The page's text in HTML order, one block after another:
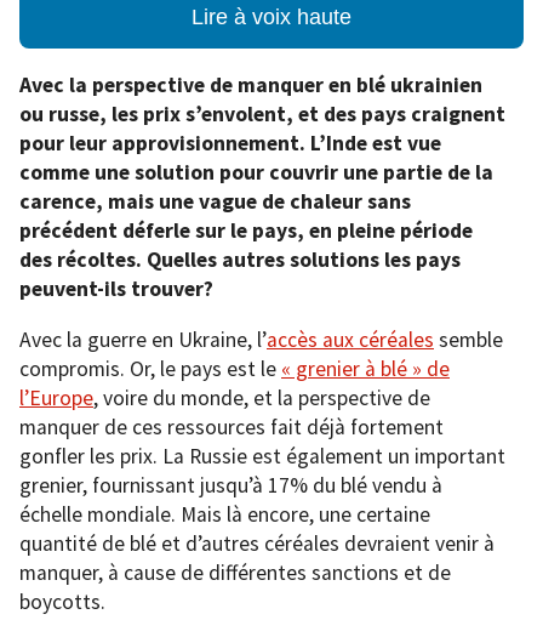
Lire à voix haute
Avec la perspective de manquer en blé ukrainien
ou russe, les prix s’envolent, et des pays craignent
pour leur approvisionnement. L’Inde est vue
comme une solution pour couvrir une partie de la
carence, mais une vague de chaleur sans
précédent déferle sur le pays, en pleine période
des récoltes. Quelles autres solutions les pays
peuvent-ils trouver?
Avec la guerre en Ukraine, l’accès aux céréales semble
compromis. Or, le pays est le « grenier à blé » de
l’Europe, voire du monde, et la perspective de
manquer de ces ressources fait déjà fortement
gonfler les prix. La Russie est également un important
grenier, fournissant jusqu’à 17% du blé vendu à
échelle mondiale. Mais là encore, une certaine
quantité de blé et d’autres céréales devraient venir à
manquer, à cause de différentes sanctions et de
boycotts.